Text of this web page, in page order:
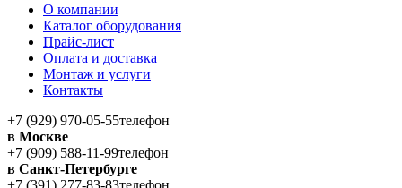
О компании
Каталог оборудования
Прайс-лист
Оплата и доставка
Монтаж и услуги
Контакты
+7 (929) 970-05-55телефон
в Москве
+7 (909) 588-11-99телефон
в Санкт-Петербурге
+7 (391) 277-83-83телефон